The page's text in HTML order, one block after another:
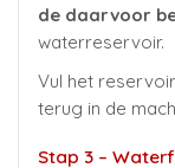
de daarvoor
waterreservoir.
Vul het
terug in de
Stap 3 –